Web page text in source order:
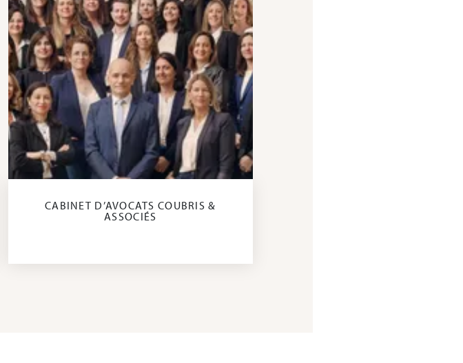
CABINET D’AVOCATS COUBRIS &
ASSOCIÉS